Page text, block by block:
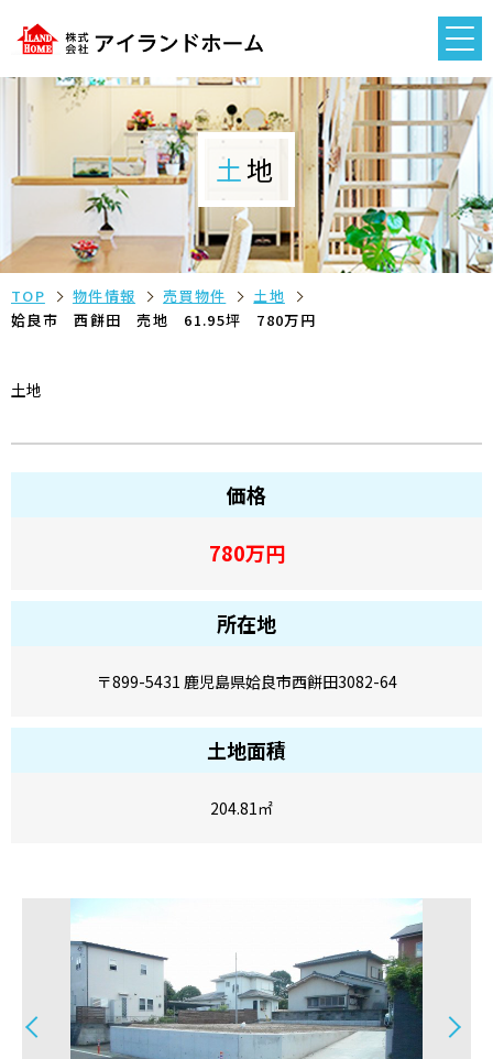
土地
TOP 物件情報 売買物件
土地
姶良市 西餅田 売地 61.95坪 780万円
土地
価格
780万円
所在地
〒899-5431 鹿児島県姶良市西餅田3082-64
土地面積
204.81㎡